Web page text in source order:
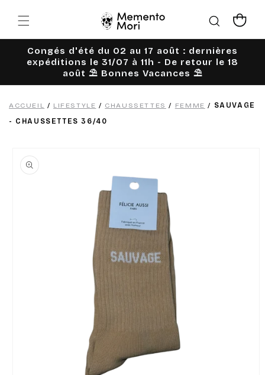
passer au
contenu
Panier
Congés d'été du 02 au 17 août : dernières
expéditions le 31/07 à 11h - De retour le 18
août ⛱️ Bonnes Vacances ⛱️
ACCUEIL / LIFESTYLE / CHAUSSETTES / FEMME / SAUVAGE
- CHAUSSETTES 36/40
informations
produits